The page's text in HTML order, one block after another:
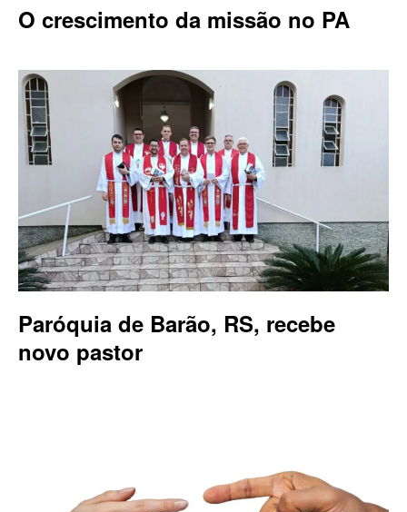
O crescimento da missão no PA
Paróquia de Barão, RS, recebe
novo pastor